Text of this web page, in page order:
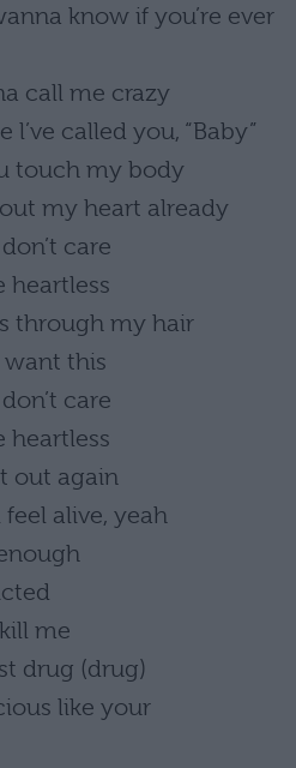
know if you’re ever
call me crazy
l’ve called you, “Baby”
touch my body
my heart already
care
heartless
through my hair
want this
care
heartless
out again
feel alive, yeah
me
drug (drug)
like your